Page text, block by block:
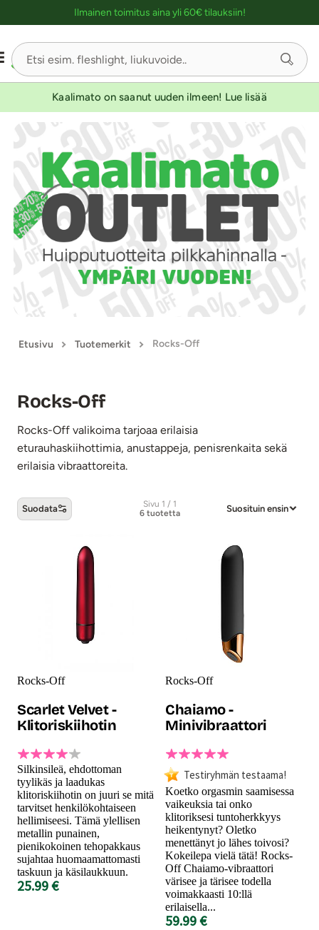
Ilmainen toimitus aina yli 60€ tilauksiin!
Kaalimato on saanut uuden ilmeen! Lue lisää
Etusivu Tuotemerkit Rocks-Off
Rocks-Off
Rocks-Off valikoima tarjoaa erilaisia
eturauhaskiihottimia, anustappeja, penisrenkaita sekä
erilaisia vibraattoreita.
Suodata
Sivu 1 / 1
6 tuotetta
Suosituin ensin
Rocks-Off -tuotteet
Rocks-Off
Scarlet Velvet -
Klitoriskiihotin
Silkinsileä, ehdottoman
tyylikäs ja laadukas
klitoriskiihotin on juuri se mitä
tarvitset henkilökohtaiseen
hellimiseesi. Tämä ylellisen
metallin punainen,
pienikokoinen tehopakkaus
sujahtaa huomaamattomasti
taskuun ja käsilaukkuun.
25.99 €
Rocks-Off
Chaiamo -
Minivibraattori
Testiryhmän testaama!
Koetko orgasmin saamisessa
vaikeuksia tai onko
klitoriksesi tuntoherkkyys
heikentynyt? Oletko
menettänyt jo lähes toivosi?
Kokeilepa vielä tätä! Rocks-
Off Chaiamo-vibraattori
värisee ja tärisee todella
voimakkaasti 10:llä
erilaisella...
59.99 €